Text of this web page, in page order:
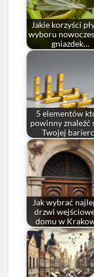
Jakie korzyści
wyboru
gniazdek…
5 elementów
powinny znaleźć
Twojej
Jak wybrać
drzwi
domu w